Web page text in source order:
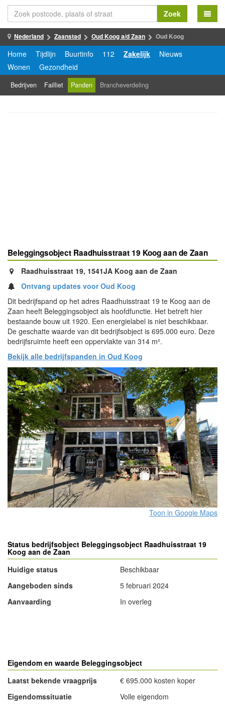
Zoek
Nederland Zaanstad Oud Koog a/d Zaan Oud Koog
Home Tijdlijn Buurtinfo 112 Zakelijk
Nieuws
Wonen
Gezondheid
Bedrijven Failliet Panden Brancheverdeling
Beleggingsobject Raadhuisstraat 19 Koog aan de Zaan
Raadhuisstraat 19, 1541JA Koog aan de Zaan
Ontvang updates voor Oud Koog
Dit bedrijfspand op het adres Raadhuisstraat 19 te Koog aan de
Zaan heeft Beleggingsobject als hoofdfunctie. Het betreft hier
bestaande bouw uit 1920. Een energielabel is niet beschikbaar.
De geschatte waarde van dit bedrijfsobject is 695.000 euro. Deze
bedrijfsruimte heeft een oppervlakte van 314 m².
Bekijk alle bedrijfspanden in Oud Koog
Toon in Google Maps
Status bedrijfsobject Beleggingsobject Raadhuisstraat 19
Koog aan de Zaan
Huidige status
Beschikbaar
Aangeboden sinds
5 februari 2024
Aanvaarding
In overleg
Eigendom en waarde Beleggingsobject
Laatst bekende vraagprijs
€ 695.000 kosten koper
Eigendomssituatie
Volle eigendom